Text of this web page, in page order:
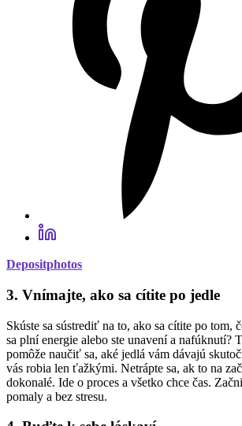
Depositphotos
3. Vnímajte, ako sa cítite po jedle
Skúste sa sústrediť na to, ako sa cítite po tom,
sa plní energie alebo ste unavení a nafúknutí?
pomôže naučiť sa, aké jedlá vám dávajú
vás robia len ťažkými. Netrápte sa, ak to na
dokonalé. Ide o proces a všetko chce čas.
pomaly a bez stresu.